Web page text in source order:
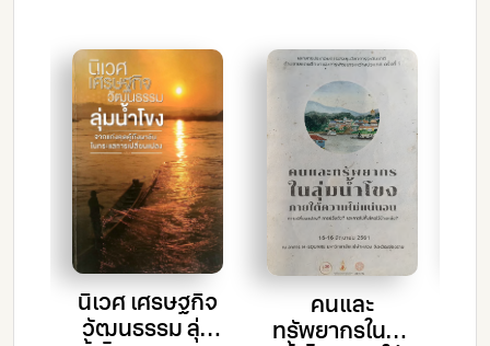
นิเวศ เศรษฐกิจ
วัฒนธรรม ลุ่ม
คนและ
ทรัพยากรในลุ่ม